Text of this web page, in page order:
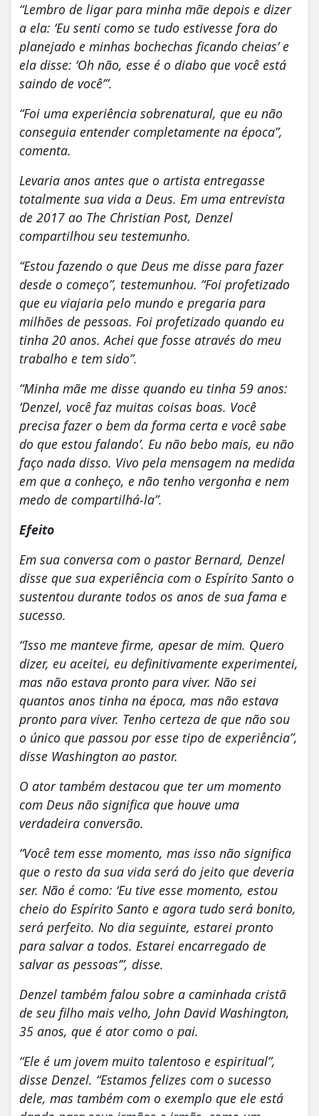
“Lembro de ligar para minha mãe depois e dizer
a ela: ‘Eu senti como se tudo estivesse fora do
planejado e minhas bochechas ficando cheias’ e
ela disse: ‘Oh não, esse é o diabo que você está
saindo de você’”.
“Foi uma experiência sobrenatural, que eu não
conseguia entender completamente na época”,
comenta.
Levaria anos antes que o artista entregasse
totalmente sua vida a Deus. Em uma entrevista
de 2017 ao The Christian Post, Denzel
compartilhou seu testemunho.
“Estou fazendo o que Deus me disse para fazer
desde o começo”, testemunhou. “Foi profetizado
que eu viajaria pelo mundo e pregaria para
milhões de pessoas. Foi profetizado quando eu
tinha 20 anos. Achei que fosse através do meu
trabalho e tem sido”.
“Minha mãe me disse quando eu tinha 59 anos:
‘Denzel, você faz muitas coisas boas. Você
precisa fazer o bem da forma certa e você sabe
do que estou falando’. Eu não bebo mais, eu não
faço nada disso. Vivo pela mensagem na medida
em que a conheço, e não tenho vergonha e nem
medo de compartilhá-la”.
Efeito
Em sua conversa com o pastor Bernard, Denzel
disse que sua experiência com o Espírito Santo o
sustentou durante todos os anos de sua fama e
sucesso.
“Isso me manteve firme, apesar de mim. Quero
dizer, eu aceitei, eu definitivamente experimentei,
mas não estava pronto para viver. Não sei
quantos anos tinha na época, mas não estava
pronto para viver. Tenho certeza de que não sou
o único que passou por esse tipo de experiência”,
disse Washington ao pastor.
O ator também destacou que ter um momento
com Deus não significa que houve uma
verdadeira conversão.
“Você tem esse momento, mas isso não significa
que o resto da sua vida será do jeito que deveria
ser. Não é como: ‘Eu tive esse momento, estou
cheio do Espírito Santo e agora tudo será bonito,
será perfeito. No dia seguinte, estarei pronto
para salvar a todos. Estarei encarregado de
salvar as pessoas’”, disse.
Denzel também falou sobre a caminhada cristã
de seu filho mais velho, John David Washington,
35 anos, que é ator como o pai.
“Ele é um jovem muito talentoso e espiritual”,
disse Denzel. “Estamos felizes com o sucesso
dele, mas também com o exemplo que ele está